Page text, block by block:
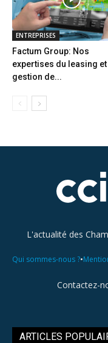
ENTREPRISES
Factum Group: Nos
expertises du leasing et
gestion de...
L'actualité des
Qui sommes-nous ?•
Contactez-
ARTICLES